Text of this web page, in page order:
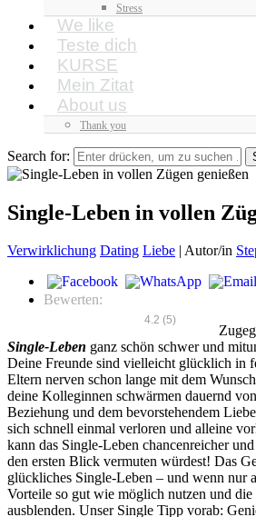
Stress
We like
Teste dich
KURSE
Mein Zitat
About us
Thank you
Search for:
Single-Leben in vollen
Verwirklichung Dating Liebe | Autor/in
Bewerten:
4.2 (5)
Single-Leben ganz schön schwer und
Deine Freunde sind vielleicht glücklich in
Eltern nerven schon lange mit dem
deine Kolleginnen schwärmen dauernd
Beziehung und dem bevorstehendem
sich schnell einmal verloren und alleine
kann das Single-Leben chancenreicher
den ersten Blick vermuten würdest! Das
glückliches Single-Leben – und wenn nur
Vorteile so gut wie möglich nutzen und die
ausblenden. Unser Single Tipp vorab: